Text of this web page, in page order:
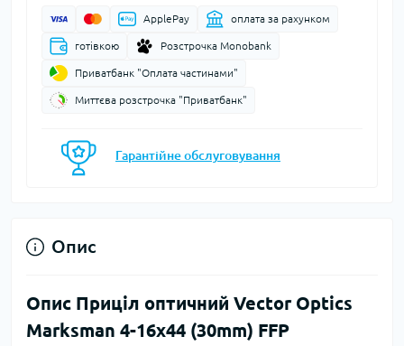
ApplePay оплата за рахунком
готівкою Розстрочка Monobank
Приватбанк "Оплата частинами"
Миттєва розстрочка "Приватбанк"
Гарантійне обслуговування
Опис
Опис Приціл оптичний Vector Optics
Marksman 4-16x44 (30mm) FFP